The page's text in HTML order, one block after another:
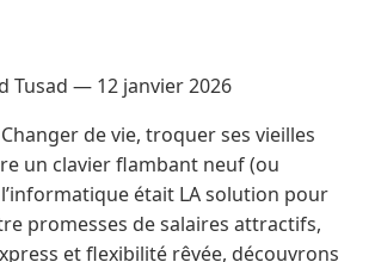
Tusad — 12 janvier 2026
Changer de vie, troquer ses vieilles
un clavier flambant neuf (ou
était LA solution pour
promesses de salaires attractifs,
et flexibilité rêvée, découvrons